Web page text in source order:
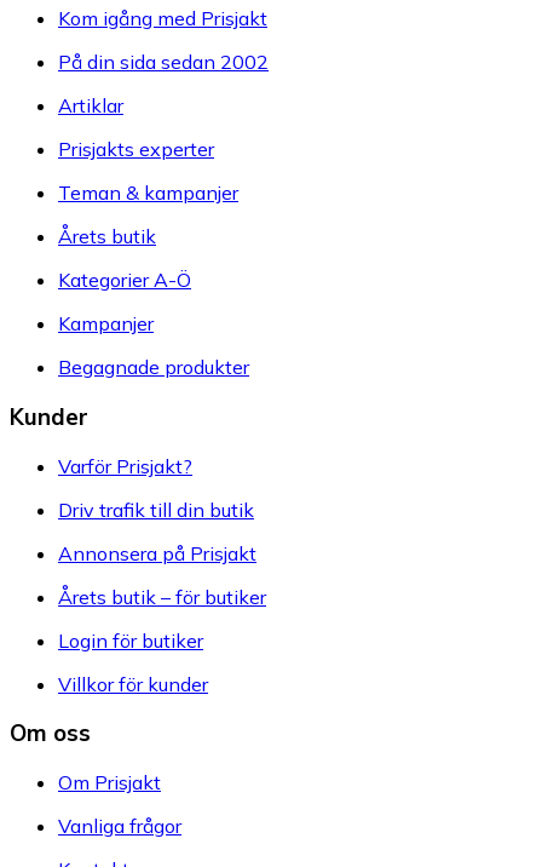
Kom igång med Prisjakt
På din sida sedan 2002
Artiklar
Prisjakts experter
Teman & kampanjer
Årets butik
Kategorier A-Ö
Kampanjer
Begagnade produkter
Kunder
Varför Prisjakt?
Driv trafik till din butik
Annonsera på Prisjakt
Årets butik – för butiker
Login för butiker
Villkor för kunder
Om oss
Om Prisjakt
Vanliga frågor